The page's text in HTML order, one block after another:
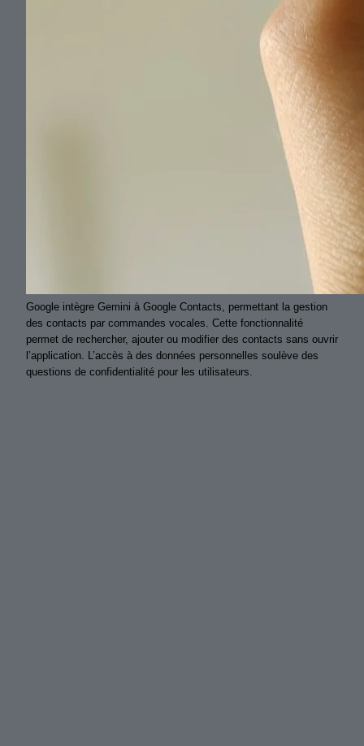
Google intègre Gemini à Google Contacts, permettant la gestion
des contacts par commandes vocales. Cette fonctionnalité
permet de rechercher, ajouter ou modifier des contacts sans ouvrir
l’application. L’accès à des données personnelles soulève des
questions de confidentialité pour les utilisateurs.